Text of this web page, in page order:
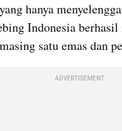
hanya
Indonesia
satu emas dan
ADVERTISEMENT